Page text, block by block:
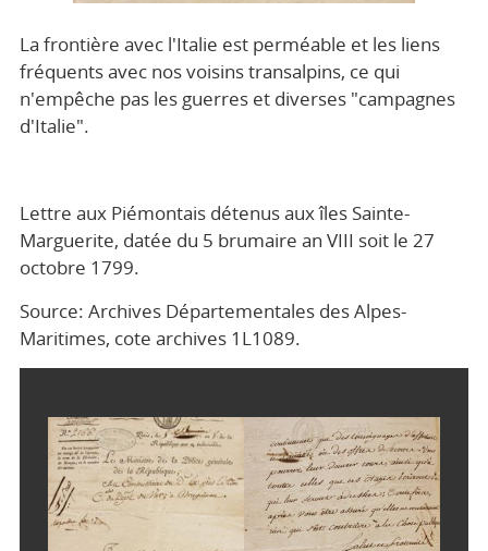
La frontière avec l'Italie est perméable et les liens
fréquents avec nos voisins transalpins, ce qui
n'empêche pas les guerres et diverses "campagnes
d'Italie".
Lettre aux Piémontais détenus aux îles Sainte-
Marguerite, datée du 5 brumaire an VIII soit le 27
octobre 1799.
Source: Archives Départementales des Alpes-
Maritimes, cote archives 1L1089.